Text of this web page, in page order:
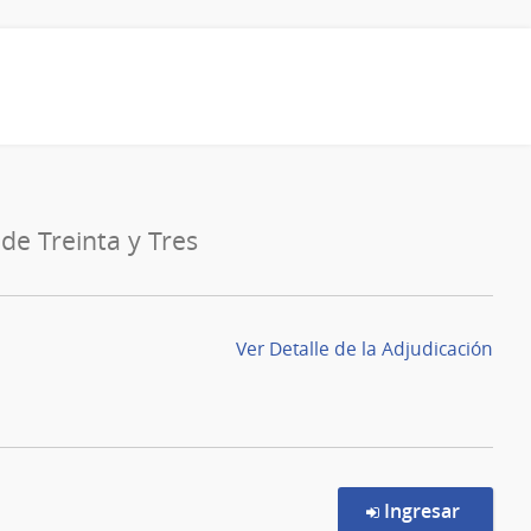
Treinta y Tres
Ver Detalle de la Adjudicación
Ingresar